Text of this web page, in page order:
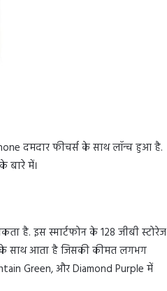
दमदार फीचर्स के साथ लॉन्च हुआ है.
बारे में।
इस स्मार्टफोन के 128 जीबी स्टोरेज
के साथ आता है जिसकी कीमत लगभग
Green, और Diamond Purple में